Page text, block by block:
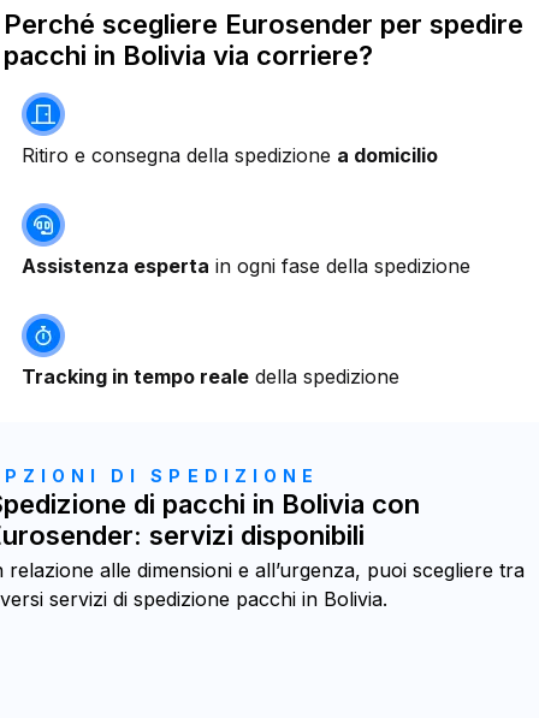
Perché scegliere Eurosender per spedire
pacchi in Bolivia via corriere?
Ritiro e consegna della spedizione a domicilio
Assistenza esperta in ogni fase della spedizione
Tracking in tempo reale della spedizione
DI SPEDIZIONE
di pacchi in Bolivia con
servizi disponibili
relazione alle dimensioni e all’urgenza, puoi scegliere tra
servizi di spedizione pacchi in Bolivia.